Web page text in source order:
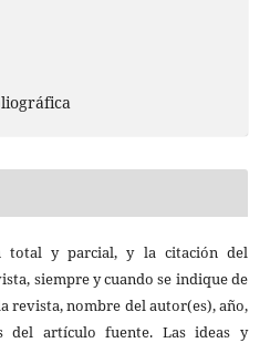
total y parcial, y la citación del
siempre y cuando se indique de
revista, nombre del autor(es), año,
del artículo fuente. Las ideas y